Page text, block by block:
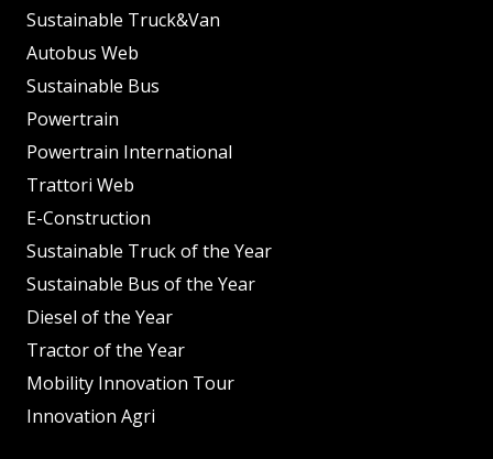
Sustainable Truck&Van
Autobus Web
Sustainable Bus
Powertrain
Powertrain International
Trattori Web
E-Construction
Sustainable Truck of the Year
Sustainable Bus of the Year
Diesel of the Year
Tractor of the Year
Mobility Innovation Tour
Innovation Agri